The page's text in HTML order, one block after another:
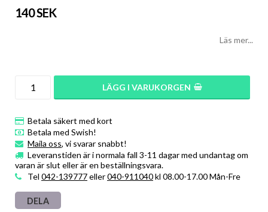
140 SEK
Läs mer...
LÄGG I VARUKORGEN
Betala säkert med kort
Betala med Swish!
Maila oss, vi svarar snabbt!
Leveranstiden är i normala fall 3-11 dagar med undantag om
varan är slut eller är en beställningsvara.
Tel 042-139777eller040-911040kl 08.00-17.00 Mån-Fre
DELA